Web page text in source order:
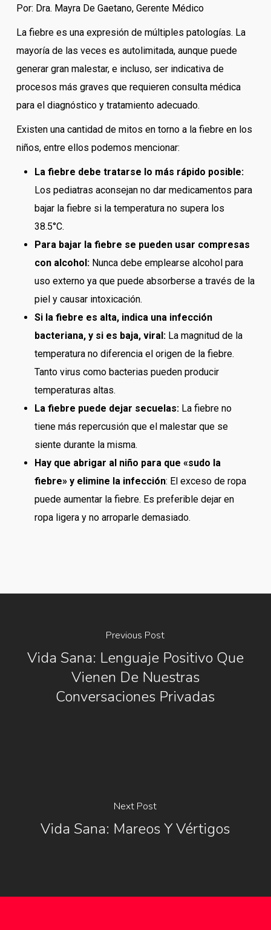
Por: Dra. Mayra De Gaetano, Gerente Médico
La fiebre es una expresión de múltiples patologías. La
mayoría de las veces es autolimitada, aunque puede
generar gran malestar, e incluso, ser indicativa de
procesos más graves que requieren consulta médica
para el diagnóstico y tratamiento adecuado.
Existen una cantidad de mitos en torno a la fiebre en los
niños, entre ellos podemos mencionar:
La fiebre debe tratarse lo más rápido posible:
Los pediatras aconsejan no dar medicamentos para
bajar la fiebre si la temperatura no supera los
38.5°C.
Para bajar la fiebre se pueden usar compresas
con alcohol:Nunca debe emplearse alcohol para
uso externo ya que puede absorberse a través de la
piel y causar intoxicación.
Si la fiebre es alta, indica una infección
bacteriana, y si es baja, viral:La magnitud de la
temperatura no diferencia el origen de la fiebre.
Tanto virus como bacterias pueden producir
temperaturas altas.
La fiebre puede dejar secuelas:La fiebre no
tiene más repercusión que el malestar que se
siente durante la misma.
Hay que abrigar al niño para que «sudo la
fiebre» y elimine la infección: El exceso de ropa
puede aumentar la fiebre. Es preferible dejar en
ropa ligera y no arroparle demasiado.
Previous Post
Vida Sana: Lenguaje Positivo Que
Vienen De Nuestras
Conversaciones Privadas
Next Post
Vida Sana: Mareos Y Vértigos